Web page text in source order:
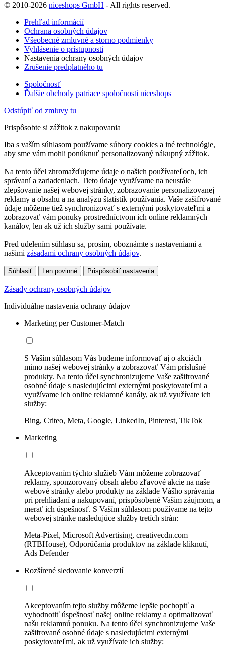
© 2010-2026 niceshops GmbH - All rights reserved.
Prehľad informácií
Ochrana osobných údajov
Všeobecné zmluvné a storno podmienky
Vyhlásenie o prístupnosti
Nastavenia ochrany osobných údajov
Zrušenie predplatného tu
Spoločnosť
Ďalšie obchody patriace spoločnosti niceshops
Odstúpiť od zmluvy tu
Prispôsobte si zážitok z nakupovania
Iba s vaším súhlasom používame súbory cookies a iné technológie,
aby sme vám mohli ponúknuť personalizovaný nákupný zážitok.
Na tento účel zhromažďujeme údaje o našich používateľoch, ich
správaní a zariadeniach. Tieto údaje využívame na neustále
zlepšovanie našej webovej stránky, zobrazovanie personalizovanej
reklamy a obsahu a na analýzu štatistík používania. Vaše zašifrované
údaje môžeme tiež synchronizovať s externými poskytovateľmi a
zobrazovať vám ponuky prostredníctvom ich online reklamných
kanálov, len ak už ich služby sami používate.
Pred udelením súhlasu sa, prosím, oboznámte s nastaveniami a
našimi zásadami ochrany osobných údajov.
Súhlasiť Len povinné Prispôsobiť nastavenia
Zásady ochrany osobných údajov
Individuálne nastavenia ochrany údajov
Marketing per Customer-Match
S Vaším súhlasom Vás budeme informovať aj o akciách
mimo našej webovej stránky a zobrazovať Vám príslušné
produkty. Na tento účel synchronizujeme Vaše zašifrované
osobné údaje s nasledujúcimi externými poskytovateľmi a
využívame ich online reklamné kanály, ak už využívate ich
služby:
Bing, Criteo, Meta, Google, LinkedIn, Pinterest, TikTok
Marketing
Akceptovaním týchto služieb Vám môžeme zobrazovať
reklamy, sponzorovaný obsah alebo zľavové akcie na naše
webové stránky alebo produkty na základe Vášho správania
pri prehliadaní a nakupovaní, prispôsobené Vašim záujmom, a
merať ich úspešnosť. S Vaším súhlasom používame na tejto
webovej stránke nasledujúce služby tretích strán:
Meta-Pixel, Microsoft Advertising, creativecdn.com
(RTBHouse), Odporúčania produktov na základe kliknutí,
Ads Defender
Rozšírené sledovanie konverzií
Akceptovaním tejto služby môžeme lepšie pochopiť a
vyhodnotiť úspešnosť našej online reklamy a optimalizovať
našu reklamnú ponuku. Na tento účel synchronizujeme Vaše
zašifrované osobné údaje s nasledujúcimi externými
poskytovateľmi, ak už využívate ich služby: